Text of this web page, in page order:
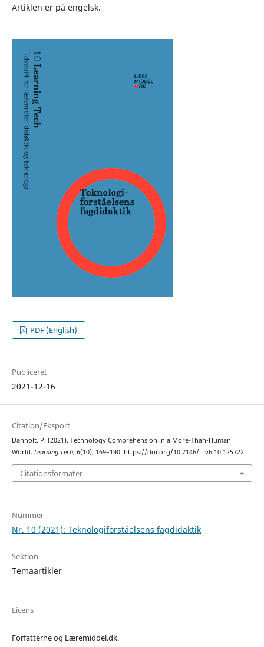
Artiklen er på engelsk.
PDF (English)
Publiceret
2021-12-16
Citation/Eksport
Danholt, P. (2021). Technology Comprehension in a More-Than-Human
World. Learning Tech, 6(10), 169–190. https://doi.org/10.7146/lt.v6i10.125722
Citationsformater
Nummer
Nr. 10 (2021): Teknologiforståelsens fagdidaktik
Sektion
Temaartikler
Licens
Forfatterne og Læremiddel.dk.